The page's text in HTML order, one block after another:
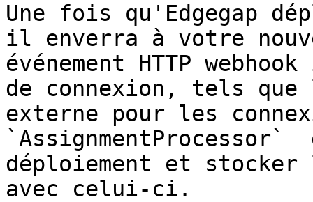
Une fois qu'Edgegap
il enverra à votre
événement HTTP
de connexion, tels que
externe pour les
déploiement et
avec celui-ci.